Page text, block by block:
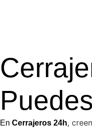
En Cerrajeros 24h,